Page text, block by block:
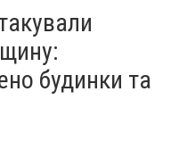
будинки та